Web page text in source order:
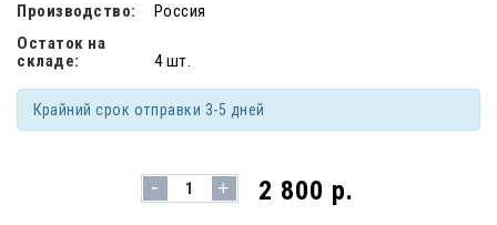
Производство:
Россия
Остаток на
складе:
4 шт.
Крайний срок отправки 3-5 дней
- + 2 800 р.